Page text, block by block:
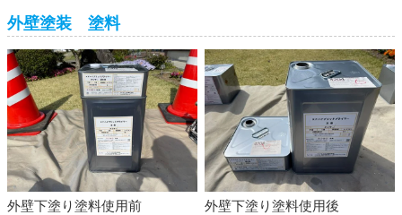
外壁塗装 塗料
外壁下塗り塗料使用前 外壁下塗り塗料使用後